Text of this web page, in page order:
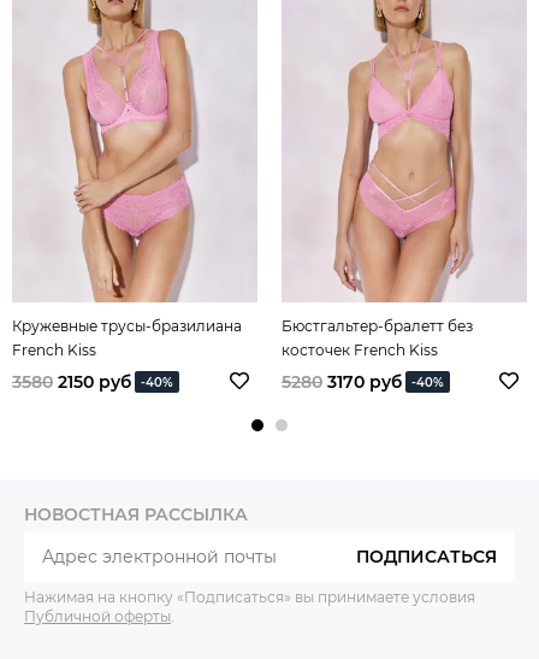
Кружевные трусы-бразилиана
French Kiss
3580 2150 руб -40%
Бюстгальтер-бралетт без
косточек French Kiss
5280 3170 руб -40%
НОВОСТНАЯ РАССЫЛКА
ПОДПИСАТЬСЯ
Нажимая на кнопку «Подписаться» вы принимаете условия
Публичной оферты